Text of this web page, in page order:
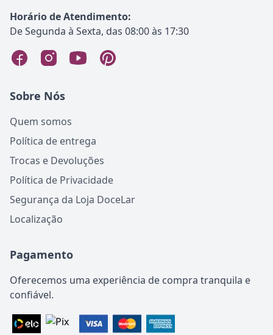
Horário de Atendimento:
De Segunda à Sexta, das 08:00 às 17:30
Sobre Nós
Quem somos
Política de entrega
Trocas e Devoluções
Política de Privacidade
Segurança da Loja DoceLar
Localização
Pagamento
Oferecemos uma experiência de compra tranquila e
confiável.